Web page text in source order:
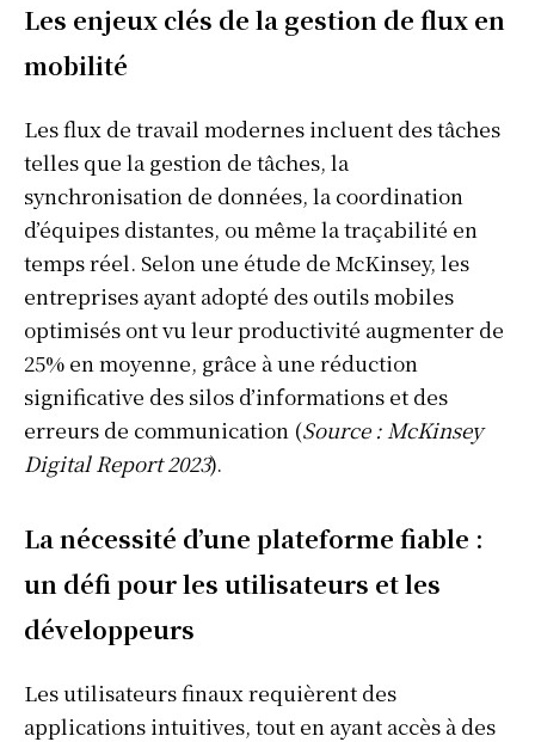
Les enjeux clés de la gestion de flux en
mobilité
Les flux de travail modernes incluent des tâches
telles que la gestion de tâches, la
synchronisation de données, la coordination
d’équipes distantes, ou même la traçabilité en
temps réel. Selon une étude de McKinsey, les
entreprises ayant adopté des outils mobiles
optimisés ont vu leur productivité augmenter de
25% en moyenne, grâce à une réduction
significative des silos d’informations et des
erreurs de communication (Source : McKinsey
Digital Report 2023).
La nécessité d’une plateforme fiable :
un défi pour les utilisateurs et les
développeurs
Les utilisateurs finaux requièrent des
applications intuitives, tout en ayant accès à des